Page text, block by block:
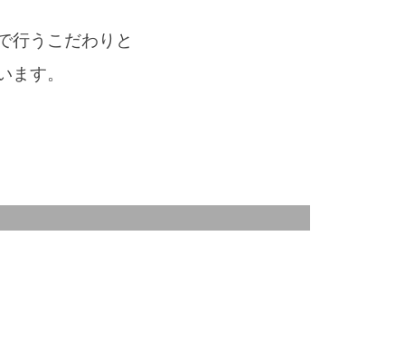
行うこだわりと
す。